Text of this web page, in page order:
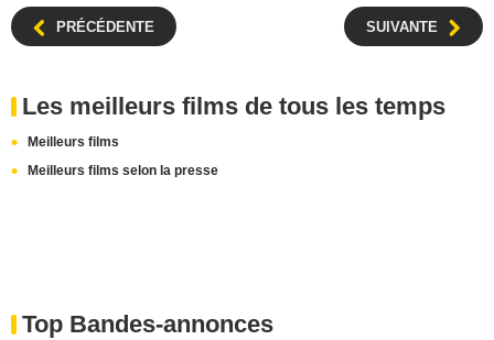
PRÉCÉDENTE SUIVANTE
Les meilleurs films de tous les temps
Meilleurs films
Meilleurs films selon la presse
Top Bandes-annonces